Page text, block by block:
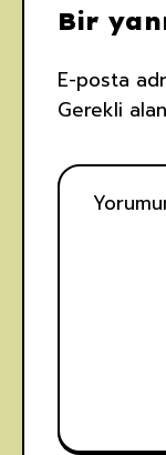
Bir
E-posta
Gerekli